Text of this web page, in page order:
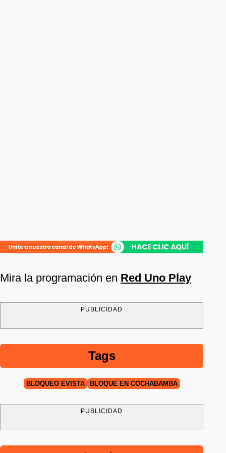
Mira la programación en Red Uno Play
PUBLICIDAD
Tags
BLOQUEO EVISTA BLOQUE EN COCHABAMBA
PUBLICIDAD